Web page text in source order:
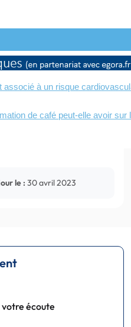
associé à un risque
de café peut-elle avoir sur
le : 30 avril 2023
écoute